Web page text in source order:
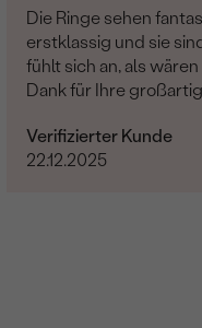
Die Ringe sehen
erstklassig und sie
fühlt sich an, als
Dank für Ihre
weiterempfehlen.
Verifizierter Kunde
22.12.2025